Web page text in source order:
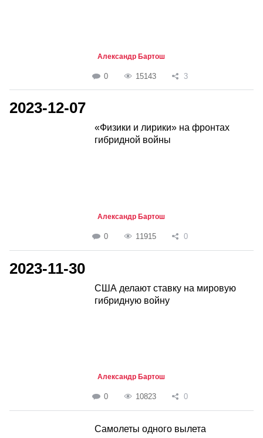
Александр Бартош
0 15143 3
2023-12-07
«Физики и лирики» на фронтах
гибридной войны
Александр Бартош
0 11915 0
2023-11-30
США делают ставку на мировую
гибридную войну
Александр Бартош
0 10823 0
Самолеты одного вылета